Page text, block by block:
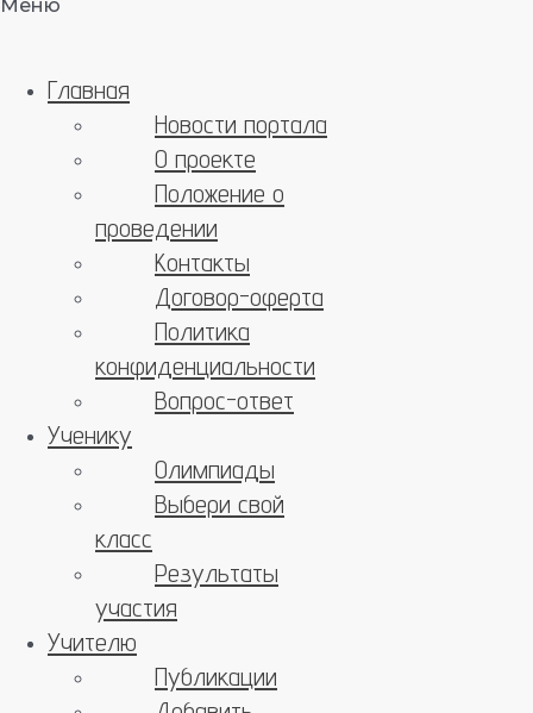
Меню
Главная
Новости портала
О проекте
Положение о
проведении
Контакты
Договор-оферта
Политика
конфиденциальности
Вопрос-ответ
Ученику
Олимпиады
Выбери свой
класс
Результаты
участия
Учителю
Публикации